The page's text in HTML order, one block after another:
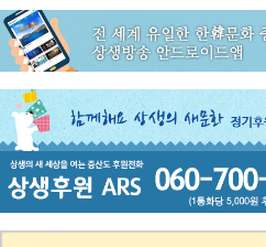
공지사항 ON AIR 서비스 장애 복
공지사항
STB 3월4주